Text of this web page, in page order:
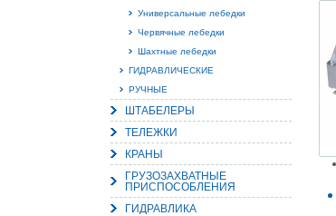
Универсальные лебедки
Червячные лебедки
Шахтные лебедки
ГИДРАВЛИЧЕСКИЕ
РУЧНЫЕ
ШТАБЕЛЕРЫ
ТЕЛЕЖКИ
КРАНЫ
ГРУЗОЗАХВАТНЫЕ
ПРИСПОСОБЛЕНИЯ
ГИДРАВЛИКА